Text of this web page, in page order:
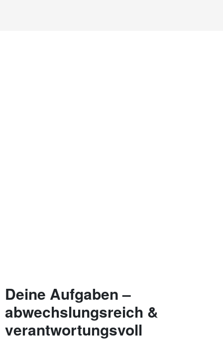
Deine Aufgaben –
abwechslungsreich &
verantwortungsvoll